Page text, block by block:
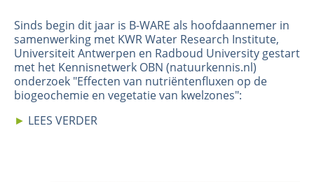
Sinds begin dit jaar is B-WARE als hoofdaannemer in
samenwerking met KWR Water Research Institute,
Universiteit Antwerpen en Radboud University gestart
met het Kennisnetwerk OBN (natuurkennis.nl)
onderzoek "Effecten van nutriëntenfluxen op de
biogeochemie en vegetatie van kwelzones":
► LEES VERDER